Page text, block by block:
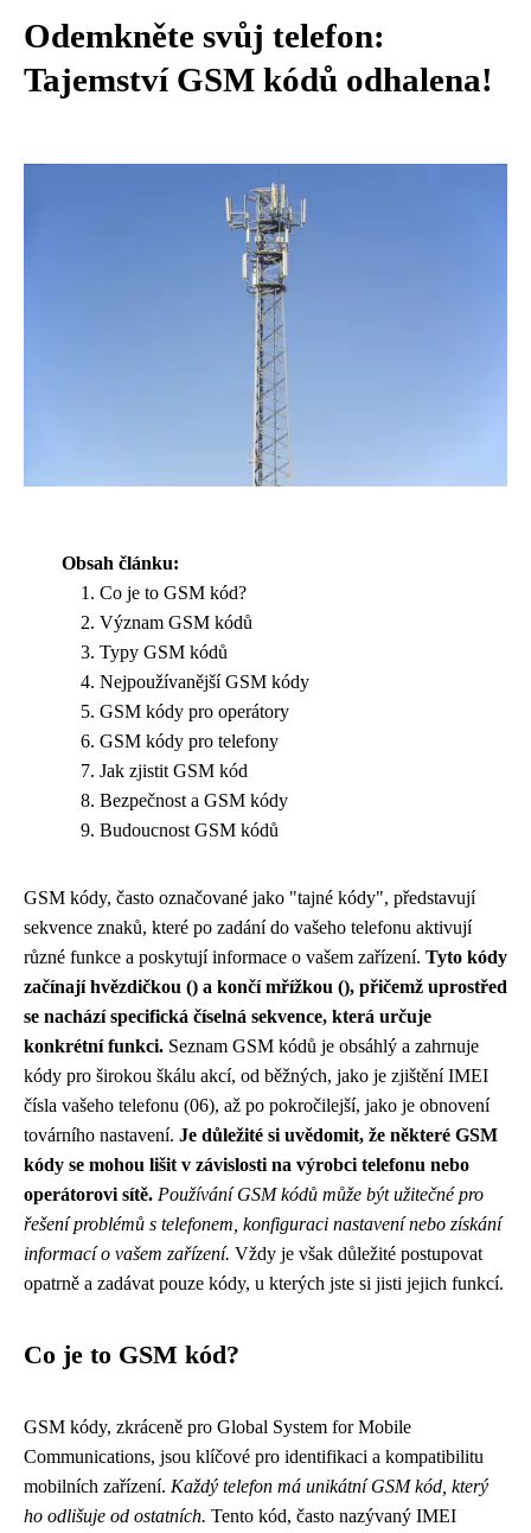
Odemkněte svůj telefon:
Tajemství GSM kódů odhalena!
Obsah článku:
Co je to GSM kód?
Význam GSM kódů
Typy GSM kódů
Nejpoužívanější GSM kódy
GSM kódy pro operátory
GSM kódy pro telefony
Jak zjistit GSM kód
Bezpečnost a GSM kódy
Budoucnost GSM kódů
GSM kódy, často označované jako "tajné kódy", představují
sekvence znaků, které po zadání do vašeho telefonu aktivují
různé funkce a poskytují informace o vašem zařízení. Tyto kódy
začínají hvězdičkou () a končí mřížkou (), přičemž uprostřed
se nachází specifická číselná sekvence, která určuje
konkrétní funkci. Seznam GSM kódů je obsáhlý a zahrnuje
kódy pro širokou škálu akcí, od běžných, jako je zjištění IMEI
čísla vašeho telefonu (06), až po pokročilejší, jako je obnovení
továrního nastavení. Je důležité si uvědomit, že některé GSM
kódy se mohou lišit v závislosti na výrobci telefonu nebo
operátorovi sítě. Používání GSM kódů může být užitečné pro
řešení problémů s telefonem, konfiguraci nastavení nebo získání
informací o vašem zařízení. Vždy je však důležité postupovat
opatrně a zadávat pouze kódy, u kterých jste si jisti jejich funkcí.
Co je to GSM kód?
GSM kódy, zkráceně pro Global System for Mobile
Communications, jsou klíčové pro identifikaci a kompatibilitu
mobilních zařízení. Každý telefon má unikátní GSM kód, který
ho odlišuje od ostatních. Tento kód, často nazývaný IMEI